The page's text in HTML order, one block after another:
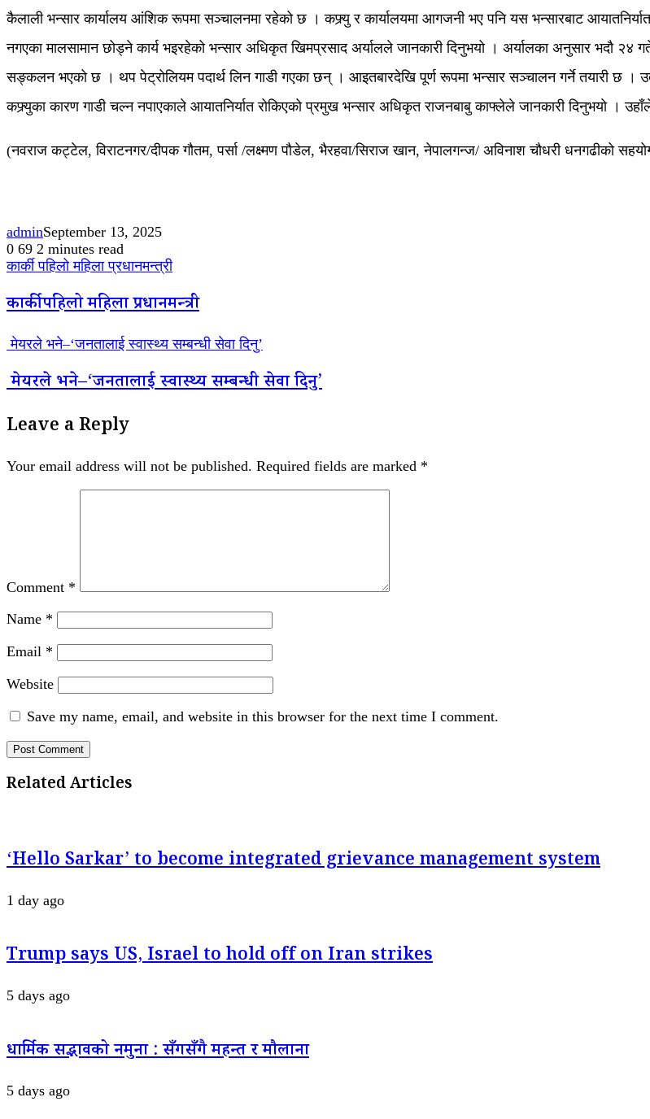
कैलाली भन्सार कार्यालय आंशिक रूपमा सञ्चालनमा रहेको छ । कफ्र्यु र कार्यालयमा आगजनी भए पनि यस भन्सारबाट
नगएका मालसामान छोड्ने कार्य भइरहेको भन्सार अधिकृत खिमप्रसाद अर्यालले जानकारी दिनुभयो । अर्यालका अनुसार भदौ २४
सङ्कलन भएको छ । थप पेट्रोलियम पदार्थ लिन गाडी गएका छन् । आइतबारदेखि पूर्ण रूपमा भन्सार सञ्चालन गर्ने तयारी छ ।
कफ्र्युका कारण गाडी चल्न नपाएकाले आयातनिर्यात रोकिएको प्रमुख भन्सार अधिकृत राजनबाबु काफ्लेले जानकारी दिनुभयो ।
(नवराज कट्टेल, विराटनगर/दीपक गौतम, पर्सा /लक्ष्मण पौडेल, भैरहवा/सिराज खान, नेपालगन्ज/ अविनाश चौधरी धनगढीको
adminSeptember 13, 2025
0 69 2 minutes read
कार्की पहिलो महिला प्रधानमन्त्री
कार्की पहिलो महिला प्रधानमन्त्री
मेयरले भने–‘जनतालाई स्वास्थ्य सम्बन्धी सेवा दिनु’
मेयरले भने–‘जनतालाई स्वास्थ्य सम्बन्धी सेवा दिनु’
Leave a Reply
Your email address will not be published. Required fields are marked *
Comment *
Name *
Email *
Website
Save my name, email, and website in this browser for the next time I comment.
Related Articles
‘Hello Sarkar’ to become integrated grievance management system
1 day ago
Trump says US, Israel to hold off on Iran strikes
5 days ago
धार्मिक सद्भावको नमुना : सँगसँगै महन्त र मौलाना
5 days ago